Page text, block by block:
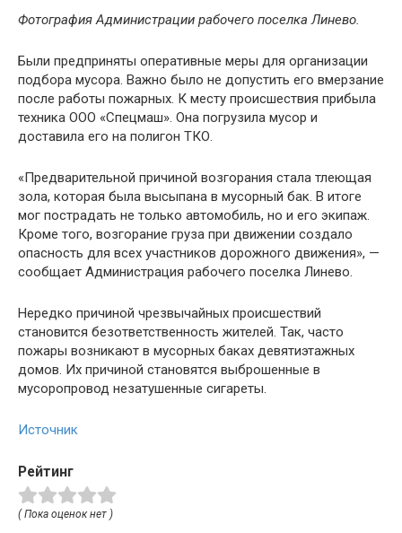
Фотография Администрации рабочего поселка Линево.
Были предприняты оперативные меры для организации
подбора мусора. Важно было не допустить его вмерзание
после работы пожарных. К месту происшествия прибыла
техника ООО «Спецмаш». Она погрузила мусор и
доставила его на полигон ТКО.
«Предварительной причиной возгорания стала тлеющая
зола, которая была высыпана в мусорный бак. В итоге
мог пострадать не только автомобиль, но и его экипаж.
Кроме того, возгорание груза при движении создало
опасность для всех участников дорожного движения», —
сообщает Администрация рабочего поселка Линево.
Нередко причиной чрезвычайных происшествий
становится безответственность жителей. Так, часто
пожары возникают в мусорных баках девятиэтажных
домов. Их причиной становятся выброшенные в
мусоропровод незатушенные сигареты.
Источник
Рейтинг
( Пока оценок нет )